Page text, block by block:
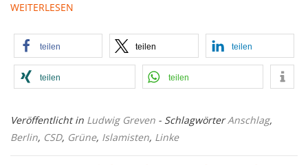
WEITERLESEN
teilen teilen teilen
teilen teilen
Veröffentlicht in Ludwig Greven - SchlagwörterAnschlag,
Berlin, CSD, Grüne, Islamisten, Linke